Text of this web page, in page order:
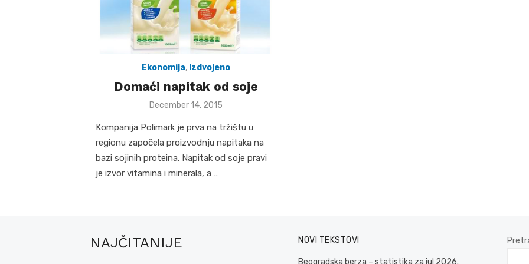
Ekonomija, Izdvojeno
Domaći napitak od soje
Posted
December 14, 2015
Kompanija Polimark je prva na tržištu u
regionu započela proizvodnju napitaka na
bazi sojinih proteina. Napitak od soje pravi
je izvor vitamina i minerala, a …
NAJČITANIJE NOVI TEKSTOVI